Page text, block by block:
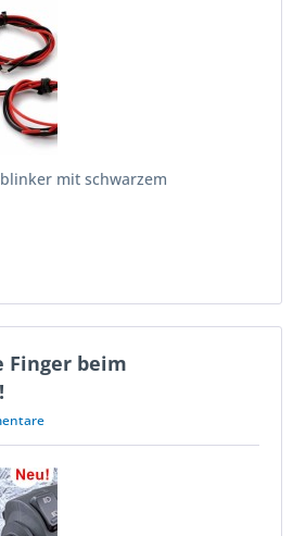
mit schwarzem
Finger beim